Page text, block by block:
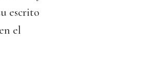
escrito
el